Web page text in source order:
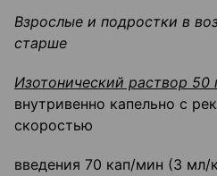
Взрослые и подростки в
старше
Изотонический раствор 50
внутривенно капельно с
скоростью
введения 70 кап/мин (3 мл/